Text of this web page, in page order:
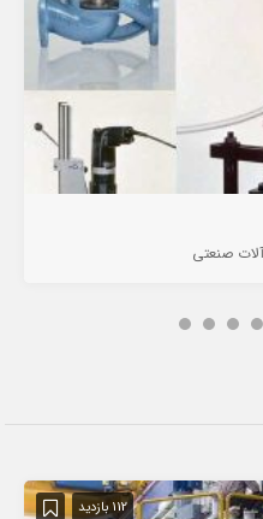
صنعتی
112 بازدید